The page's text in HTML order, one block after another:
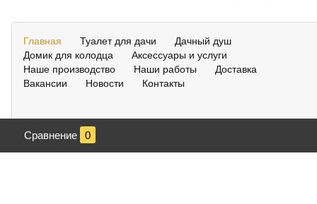
Главная Туалет для дачи
Дачный душ
Домик для колодца
Аксессуары и услуги
Наше производство
Наши работы
Доставка
Вакансии
Новости Контакты
Сравнение 0